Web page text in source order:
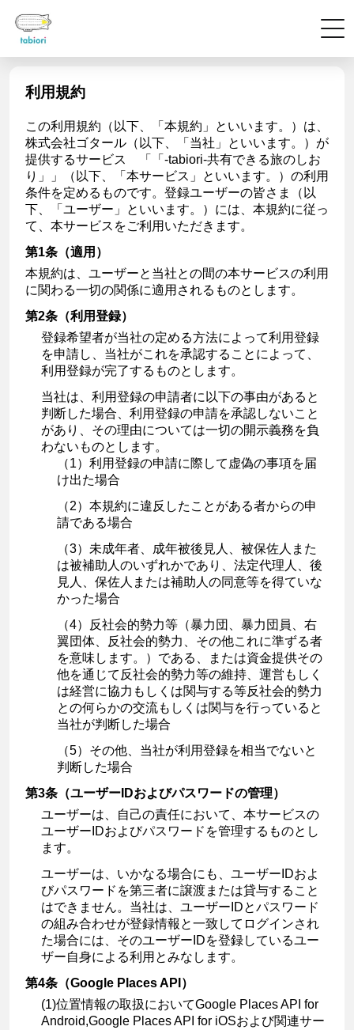
利用規約
この利用規約（以下、「本規約」といいます。）は、
株式会社ゴタール（以下、「当社」といいます。）が
提供するサービス 「「-tabiori-共有できる旅のしお
り」」（以下、「本サービス」といいます。）の利用
条件を定めるものです。登録ユーザーの皆さま（以
下、「ユーザー」といいます。）には、本規約に従っ
て、本サービスをご利用いただきます。
第1条（適用）
本規約は、ユーザーと当社との間の本サービスの利用
に関わる一切の関係に適用されるものとします。
第2条（利用登録）
登録希望者が当社の定める方法によって利用登録
を申請し、当社がこれを承認することによって、
利用登録が完了するものとします。
当社は、利用登録の申請者に以下の事由があると
判断した場合、利用登録の申請を承認しないこと
があり、その理由については一切の開示義務を負
わないものとします。
（1）利用登録の申請に際して虚偽の事項を届
け出た場合
（2）本規約に違反したことがある者からの申
請である場合
（3）未成年者、成年被後見人、被保佐人また
は被補助人のいずれかであり、法定代理人、後
見人、保佐人または補助人の同意等を得ていな
かった場合
（4）反社会的勢力等（暴力団、暴力団員、右
翼団体、反社会的勢力、その他これに準ずる者
を意味します。）である、または資金提供その
他を通じて反社会的勢力等の維持、運営もしく
は経営に協力もしくは関与する等反社会的勢力
との何らかの交流もしくは関与を行っていると
当社が判断した場合
（5）その他、当社が利用登録を相当でないと
判断した場合
第3条（ユーザーIDおよびパスワードの管理）
ユーザーは、自己の責任において、本サービスの
ユーザーIDおよびパスワードを管理するものとし
ます。
ユーザーは、いかなる場合にも、ユーザーIDおよ
びパスワードを第三者に譲渡または貸与すること
はできません。当社は、ユーザーIDとパスワード
の組み合わせが登録情報と一致してログインされ
た場合には、そのユーザーIDを登録しているユー
ザー自身による利用とみなします。
第4条（Google Places API）
(1)位置情報の取扱においてGoogle Places API for
Android,Google Places API for iOSおよび関連サー